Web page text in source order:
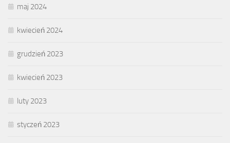
maj 2024
kwiecień 2024
grudzień 2023
kwiecień 2023
luty 2023
styczeń 2023